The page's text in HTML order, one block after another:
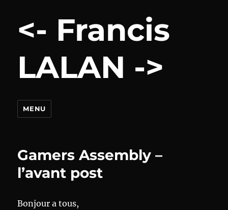
<- Francis
LALAN ->
MENU
Gamers Assembly –
l’avant post
Bonjour a tous,